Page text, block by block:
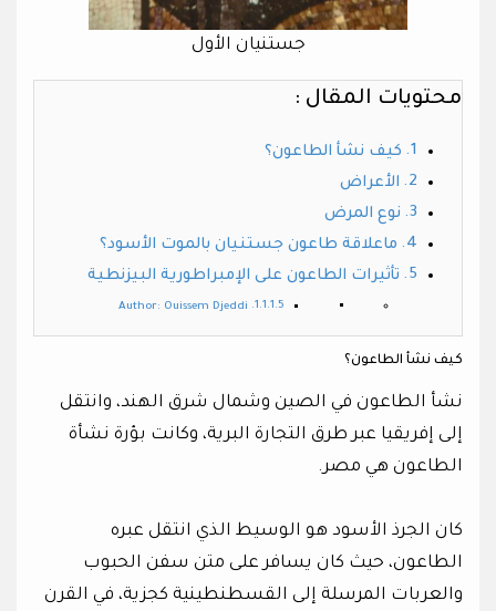
جستنيان الأول
محتويات المقال :
كيف نشأ الطاعون؟
الأعراض
نوع المرض
ماعلاقة طاعون جستنيان بالموت الأسود؟
تأثيرات الطاعون على الإمبراطورية البيزنطية
Author: Ouissem Djeddi
كيف نشأ الطاعون؟
نشأ الطاعون في الصين وشمال شرق الهند، وانتقل
إلى إفريقيا عبر طرق التجارة البرية، وكانت بؤرة نشأة
الطاعون هي مصر.
كان الجرذ الأسود هو الوسيط الذي انتقل عبره
الطاعون، حيث كان يسافر على متن سفن الحبوب
والعربات المرسلة إلى القسطنطينية كجزية، في القرن